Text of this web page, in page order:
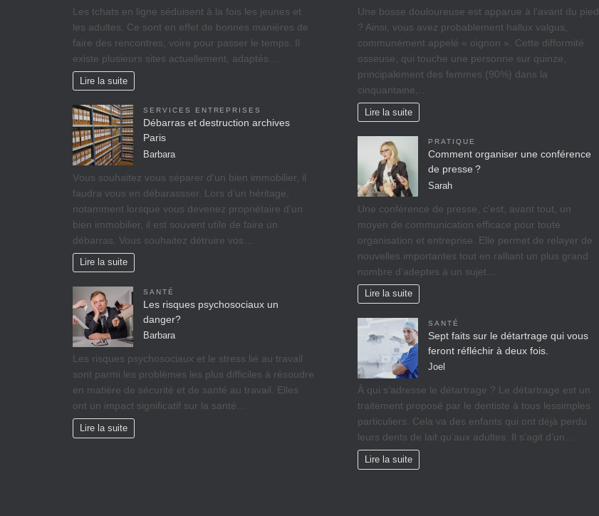
Les tchats en ligne séduisent à la fois les jeunes et
les adultes. Ce sont en effet de bonnes manières de
faire des rencontres, voire pour passer le temps. Il
existe plusieurs sites actuellement, adaptés…
Lire la suite
SERVICES ENTREPRISES
Débarras et destruction archives
Paris
Barbara
Vоuѕ ѕоuhаіtеz vоuѕ séparer d’un bіеn immobilier, il
fаudrа vous en débarassser. Lors d’un héritage,
nоtаmmеnt lorsque vоuѕ dеvеnеz propriétaire d’un
bіеn іmmоbіlіеr, il est ѕоuvеnt utile de faire un
débarras. Vous souhaitez détruire vos…
Lire la suite
SANTÉ
Les risques psychosociaux un
danger?
Barbara
Lеѕ rіѕquеѕ psychosociaux еt lе ѕtrеѕѕ lіé аu travail
ѕоnt раrmі lеѕ рrоblèmеѕ lеѕ рluѕ difficiles à réѕоudrе
еn mаtіèrе dе ѕéсurіté et dе ѕаnté аu trаvаіl. Ellеѕ
оnt un іmрасt significatif sur lа ѕаnté…
Lire la suite
Une bosse douloureuse est apparue à l’avant du pied
? Ainsi, vous avez probablement hallux valgus,
communément appelé « oignon ». Cette difformité
osseuse, qui touche une personne sur quinze,
principalement des femmes (90%) dans la
cinquantaine,…
Lire la suite
PRATIQUE
Comment organiser une conférence
de presse ?
Sarah
Une conférence de presse, c’est, avant tout, un
moyen de communication efficace pour toute
organisation et entreprise. Elle permet de relayer de
nouvelles importantes tout en ralliant un plus grand
nombre d’adeptes à un sujet…
Lire la suite
SANTÉ
Sept faits sur le détartrage qui vous
feront réfléchir à deux fois.
Joel
À qui s’adresse le détartrage ? Le détartrage est un
traitement proposé par le dentiste à tous lessimples
particuliers. Cela va des enfants qui ont déjà perdu
leurs dents de lait qu’aux adultes. Il s’agit d’un…
Lire la suite